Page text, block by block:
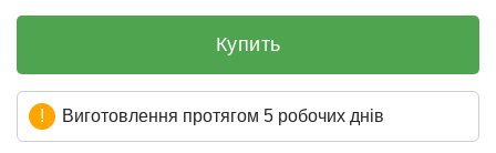
Купить
Виготовлення протягом 5 робочих днів